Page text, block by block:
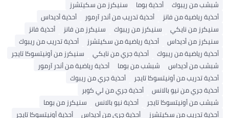
شبشب من ريبوك
أحذية بوما
سنيكرز من سكيتشرز
أحذية رياضية من فانز
أحذية تدريب من أندر آرمور
أحذية أديداس
سنيكرز من نايكي
سنيكرز من ريبوك سنيكرز من فانز
أحذية فانز
سنيكرز من أديداس
أحذية رياضية من سكيتشرز
أحذية تدريب من ريبوك
أحذية رياضية من ريبوك
أحذية جري من نايكي
سنيكرز من أونيتسوكا تايجر
شبشب من أديداس
شبشب من بوما
أحذية رياضية من أندر آرمور
أحذية تدريب من أونيتسوكا تايجر
أحذية جري من ريبوك
أحذية جري من نيو بالانس
أحذية جري من لي كوبر
شبشب من أونيتسوكا تايجر
أحذية نيو بالانس
سنيكرز من بوما
أحذية تدريب من سكيتشرز
أحذية جري من أديداس
أحذية أونيتسوكا تايجر